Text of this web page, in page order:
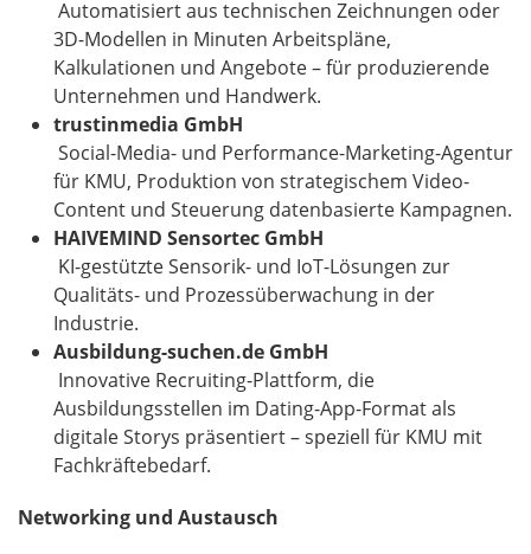
Automatisiert aus technischen Zeichnungen oder
3D-Modellen in Minuten Arbeitspläne,
Kalkulationen und Angebote – für produzierende
Unternehmen und Handwerk.
trustinmedia GmbH
Social-Media- und Performance-Marketing-Agentur
für KMU, Produktion von strategischem Video-
Content und Steuerung datenbasierte Kampagnen.
HAIVEMIND Sensortec GmbH
KI-gestützte Sensorik- und IoT-Lösungen zur
Qualitäts- und Prozessüberwachung in der
Industrie.
Ausbildung-suchen.de GmbH
Innovative Recruiting-Plattform, die
Ausbildungsstellen im Dating-App-Format als
digitale Storys präsentiert – speziell für KMU mit
Fachkräftebedarf.
Networking und Austausch